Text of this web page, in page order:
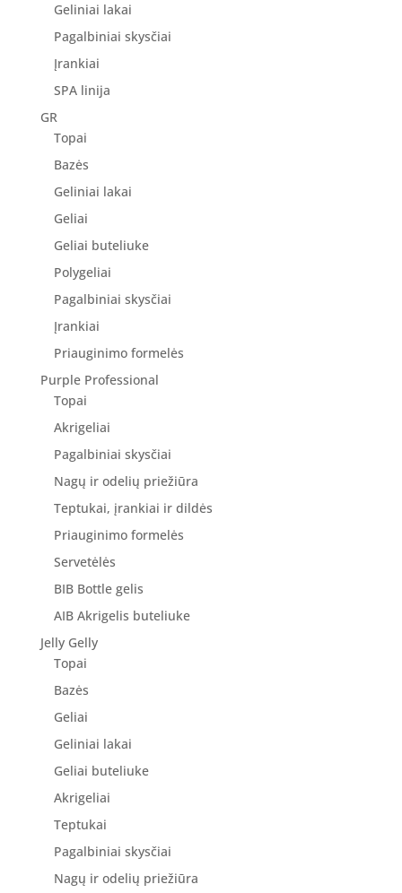
Geliniai lakai
Pagalbiniai skysčiai
Įrankiai
SPA linija
GR
Topai
Bazės
Geliniai lakai
Geliai
Geliai buteliuke
Polygeliai
Pagalbiniai skysčiai
Įrankiai
Priauginimo formelės
Purple Professional
Topai
Akrigeliai
Pagalbiniai skysčiai
Nagų ir odelių priežiūra
Teptukai, įrankiai ir dildės
Priauginimo formelės
Servetėlės
BIB Bottle gelis
AIB Akrigelis buteliuke
Jelly Gelly
Topai
Bazės
Geliai
Geliniai lakai
Geliai buteliuke
Akrigeliai
Teptukai
Pagalbiniai skysčiai
Nagų ir odelių priežiūra